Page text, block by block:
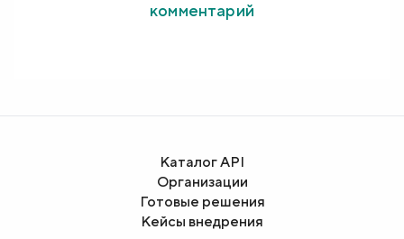
комментарий
Каталог API
Организации
Готовые решения
Кейсы внедрения